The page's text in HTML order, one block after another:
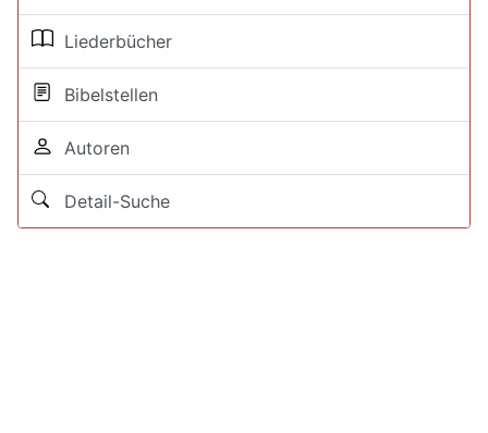
Liederbücher
Bibelstellen
Autoren
Detail-Suche